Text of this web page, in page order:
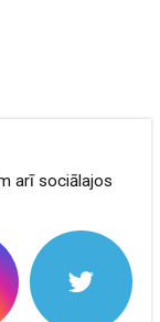
arī sociālajos